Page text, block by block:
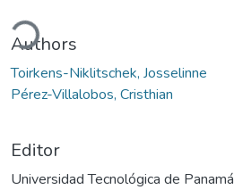
Authors
Toirkens-Niklitschek, Josselinne
Pérez-Villalobos, Cristhian
Editor
Universidad Tecnológica de Panamá